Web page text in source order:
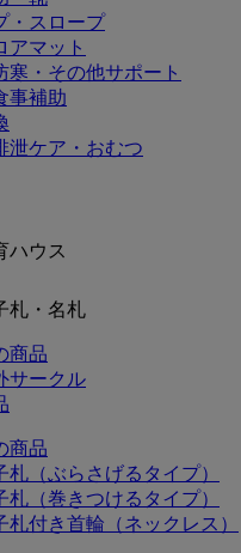
・スロープ
アマット
寒・その他サポート
事補助
泄ケア・おむつ
ハウス
札・名札
商品
サークル
商品
札（ぶらさげるタイプ）
札（巻きつけるタイプ）
札付き首輪（ネックレス）